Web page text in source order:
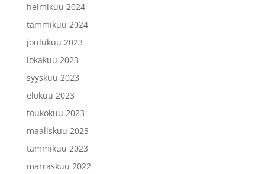
helmikuu 2024
tammikuu 2024
joulukuu 2023
lokakuu 2023
syyskuu 2023
elokuu 2023
toukokuu 2023
maaliskuu 2023
tammikuu 2023
marraskuu 2022